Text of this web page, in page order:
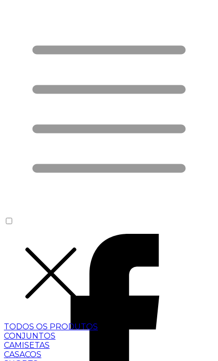
TODOS OS PRODUTOS
CONJUNTOS
CAMISETAS
CASACOS